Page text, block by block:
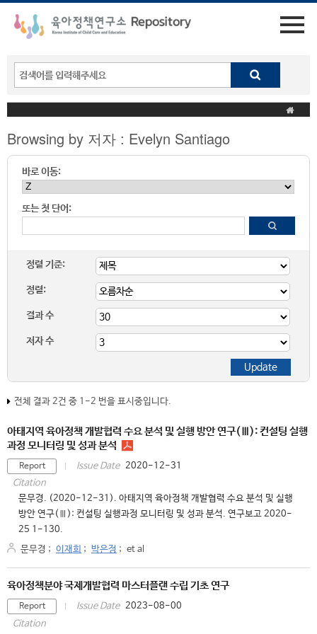
Browsing by 저자 : Evelyn Santiago
바로 이동:
또는 첫 단어:
정렬 기준:
정렬:
결과 수
저자 수
전체 결과 2건 중 1-2 번을 표시중입니다.
아태지역 육아정책 개발협력 수요 분석 및 실행 방안 연구(Ⅲ): 컨설팅 실행
과정 모니터링 및 성과 분석
Report Issue Date 2020-12-31
Citation
문무경. (2020-12-31). 아태지역 육아정책 개발협력 수요 분석 및 실행
방안 연구(Ⅲ): 컨설팅 실행과정 모니터링 및 성과 분석. 연구보고 2020-
25 1-130.
문무경 ; 이재희 ; 박은정 ; et al
육아정책분야 국제개발협력 마스터플랜 수립 기초 연구
Report Issue Date 2023-08-00
Citation